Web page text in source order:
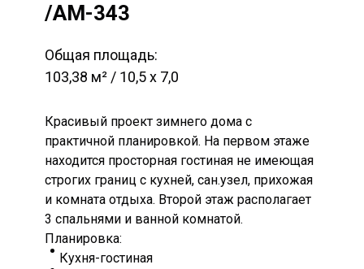
/AM-343
Общая площадь:
103,38 м² / 10,5 х 7,0
Красивый проект зимнего дома с
практичной планировкой. На первом этаже
находится просторная гостиная не имеющая
строгих границ с кухней, сан.узел, прихожая
и комната отдыха. Второй этаж располагает
3 спальнями и ванной комнатой.
Планировка:
Кухня-гостиная